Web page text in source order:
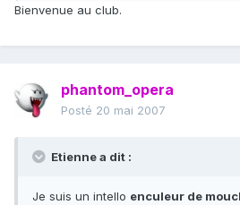
Bienvenue au club.
phantom_opera
Posté 20 mai 2007
Etienne a dit :
Je suis un intello enculeur de